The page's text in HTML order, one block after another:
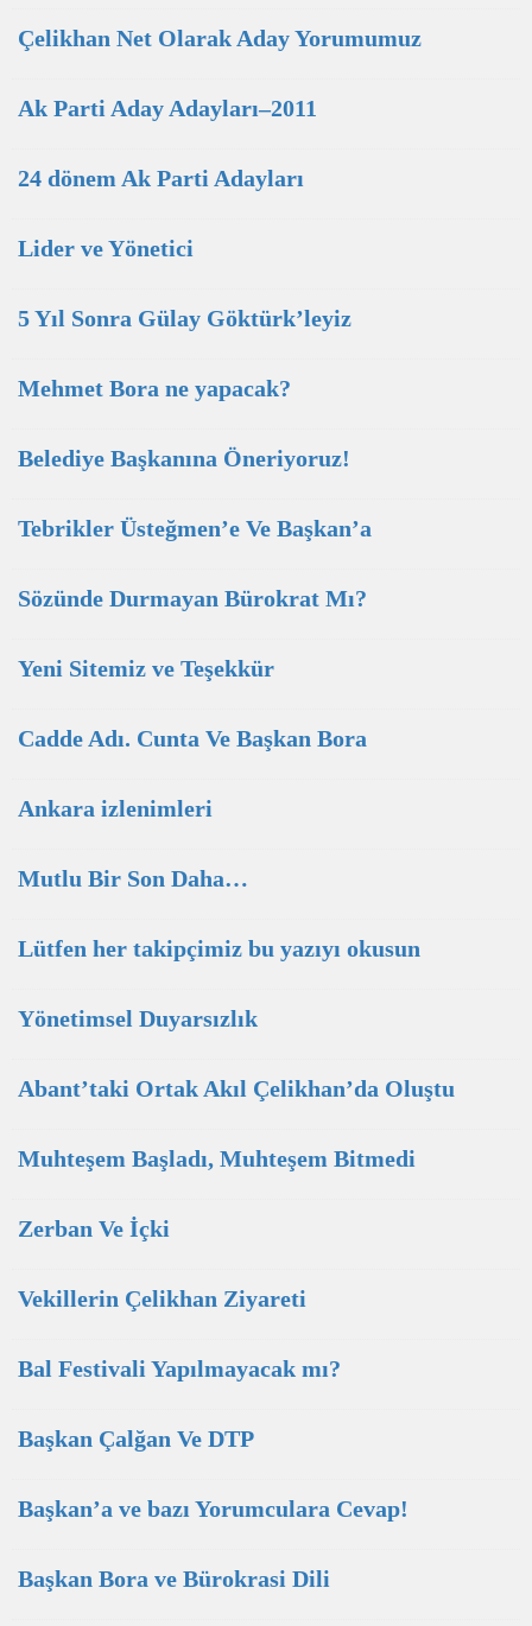
Çelikhan Net Olarak Aday Yorumumuz
Ak Parti Aday Adayları–2011
24 dönem Ak Parti Adayları
Lider ve Yönetici
5 Yıl Sonra Gülay Göktürk’leyiz
Mehmet Bora ne yapacak?
Belediye Başkanına Öneriyoruz!
Tebrikler Üsteğmen’e Ve Başkan’a
Sözünde Durmayan Bürokrat Mı?
Yeni Sitemiz ve Teşekkür
Cadde Adı. Cunta Ve Başkan Bora
Ankara izlenimleri
Mutlu Bir Son Daha…
Lütfen her takipçimiz bu yazıyı okusun
Yönetimsel Duyarsızlık
Abant’taki Ortak Akıl Çelikhan’da Oluştu
Muhteşem Başladı, Muhteşem Bitmedi
Zerban Ve İçki
Vekillerin Çelikhan Ziyareti
Bal Festivali Yapılmayacak mı?
Başkan Çalğan Ve DTP
Başkan’a ve bazı Yorumculara Cevap!
Başkan Bora ve Bürokrasi Dili